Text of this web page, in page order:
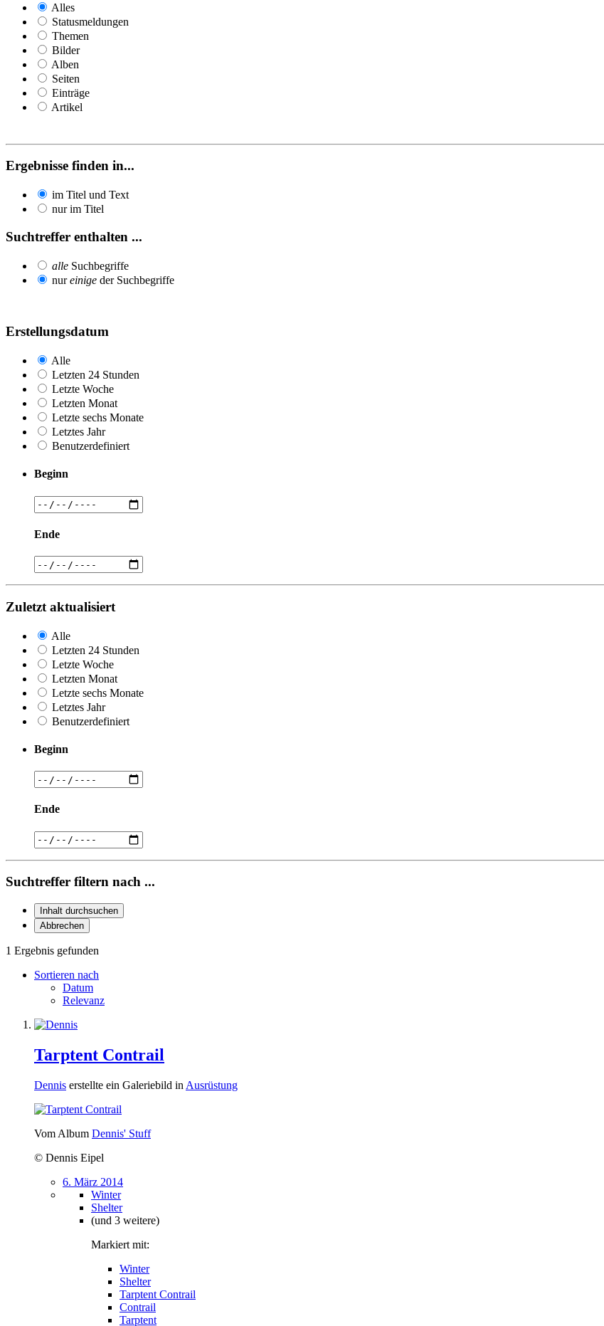
Alles
Statusmeldungen
Themen
Bilder
Alben
Seiten
Einträge
Artikel
Ergebnisse finden in...
im Titel und Text
nur im Titel
Suchtreffer enthalten ...
alle Suchbegriffe
nureinige der Suchbegriffe
Erstellungsdatum
Alle
Letzten 24 Stunden
Letzte Woche
Letzten Monat
Letzte sechs Monate
Letztes Jahr
Benutzerdefiniert
Beginn
Ende
Zuletzt aktualisiert
Alle
Letzten 24 Stunden
Letzte Woche
Letzten Monat
Letzte sechs Monate
Letztes Jahr
Benutzerdefiniert
Beginn
Ende
Suchtreffer filtern nach ...
Inhalt durchsuchen
Abbrechen
1 Ergebnis gefunden
Sortieren nach
Datum
Relevanz
Tarptent Contrail
Dennis erstellte ein Galeriebild in Ausrüstung
Vom Album Dennis' Stuff
© Dennis Eipel
6. März 2014
Winter
Shelter
(und 3 weitere)
Markiert mit:
Winter
Shelter
Tarptent Contrail
Contrail
Tarptent